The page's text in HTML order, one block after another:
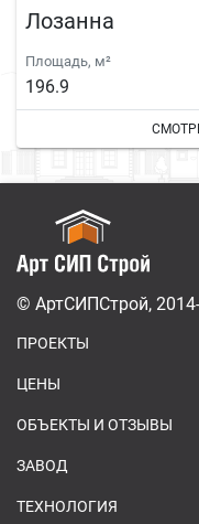
Лозанна
Площадь, м²
196.9
© АртСИПСтрой,
ПРОЕКТЫ
ЦЕНЫ
ОБЪЕКТЫ И ОТЗЫВЫ
ЗАВОД
ТЕХНОЛОГИЯ